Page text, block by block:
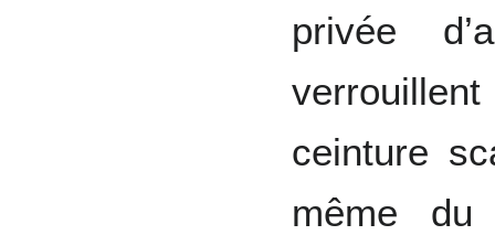
privée
ceinture
même du